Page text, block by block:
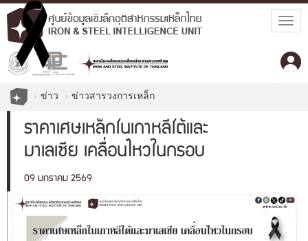
ข่าว ข่าวสารวงการเหล็ก
ราคาเศษเหล็กในเกาหลีใต้และ
มาเลเซีย เคลื่อนไหวในกรอบ
09 มกราคม 2569